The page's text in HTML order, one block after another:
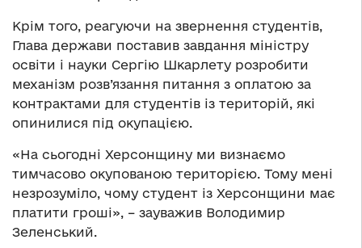
Крім того, реагуючи на звернення студентів,
Глава держави поставив завдання міністру
освіти і науки Сергію Шкарлету розробити
механізм розв’язання питання з оплатою за
контрактами для студентів із територій, які
опинилися під окупацією.
«На сьогодні Херсонщину ми визнаємо
тимчасово окупованою територією. Тому мені
незрозуміло, чому студент із Херсонщини має
платити гроші», – зауважив Володимир
Зеленський.